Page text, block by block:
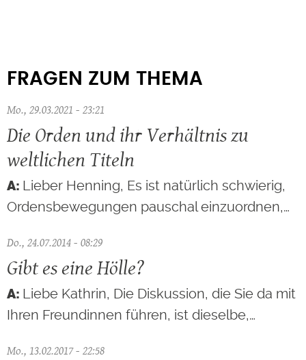
FRAGEN ZUM THEMA
Mo., 29.03.2021 - 23:21
Die Orden und ihr Verhältnis zu
weltlichen Titeln
Lieber Henning, Es ist natürlich schwierig,
Ordensbewegungen pauschal einzuordnen,…
Do., 24.07.2014 - 08:29
Gibt es eine Hölle?
Liebe Kathrin, Die Diskussion, die Sie da mit
Ihren Freundinnen führen, ist dieselbe,…
Mo., 13.02.2017 - 22:58